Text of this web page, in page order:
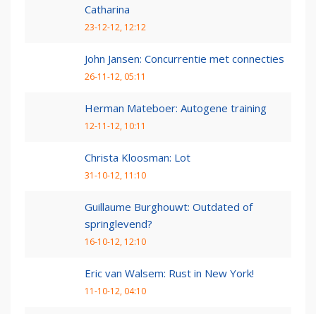
Catharina
23-12-12, 12:12
John Jansen: Concurrentie met connecties
26-11-12, 05:11
Herman Mateboer: Autogene training
12-11-12, 10:11
Christa Kloosman: Lot
31-10-12, 11:10
Guillaume Burghouwt: Outdated of
springlevend?
16-10-12, 12:10
Eric van Walsem: Rust in New York!
11-10-12, 04:10